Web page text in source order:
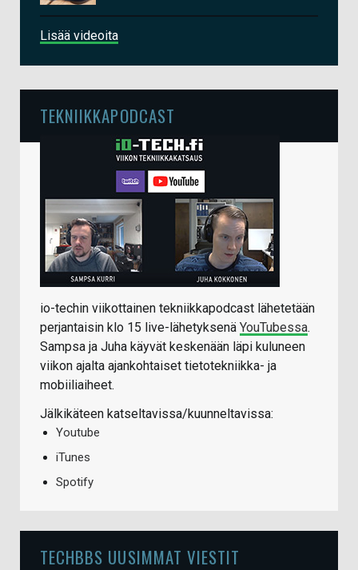
Lisää videoita
TEKNIIKKAPODCAST
io-techin viikottainen tekniikkapodcast lähetetään
perjantaisin klo 15 live-lähetyksenä YouTubessa.
Sampsa ja Juha käyvät keskenään läpi kuluneen
viikon ajalta ajankohtaiset tietotekniikka- ja
mobiiliaiheet.
Jälkikäteen katseltavissa/kuunneltavissa:
Youtube
iTunes
Spotify
TECHBBS UUSIMMAT VIESTIT